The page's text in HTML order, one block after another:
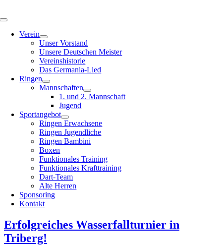
Inhalt
Toggle
NavigationVerein
Unser Vorstand
Unsere Deutschen Meister
Vereinshistorie
Das Germania-Lied
Ringen
Mannschaften
1. und 2. Mannschaft
Jugend
Sportangebot
Ringen Erwachsene
Ringen Jugendliche
Ringen Bambini
Boxen
Funktionales Training
Funktionales Krafttraining
Dart-Team
Alte Herren
Sponsoring
Kontakt
Erfolgreiches Wasserfallturnier in
Triberg!